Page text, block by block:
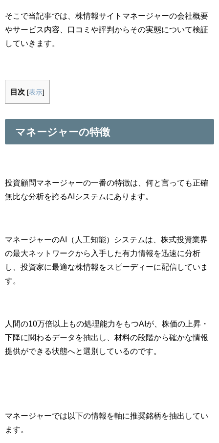
そこで当記事では、株情報サイトマネージャーの会社概要
やサービス内容、口コミや評判からその実態について検証
していきます。
目次 [表示]
マネージャーの特徴
投資顧問マネージャーの一番の特徴は、何と言っても正確
無比な分析を誇るAIシステムにあります。
マネージャーのAI（人工知能）システムは、株式投資業界
の最大ネットワークから入手した有力情報を迅速に分析
し、投資家に最適な株情報をスピーディーに配信していま
す。
人間の10万倍以上もの処理能力をもつAIが、株価の上昇・
下降に関わるデータを抽出し、材料の段階から確かな情報
提供ができる状態へと選別しているのです。
マネージャーでは以下の情報を軸に推奨銘柄を抽出してい
ます。